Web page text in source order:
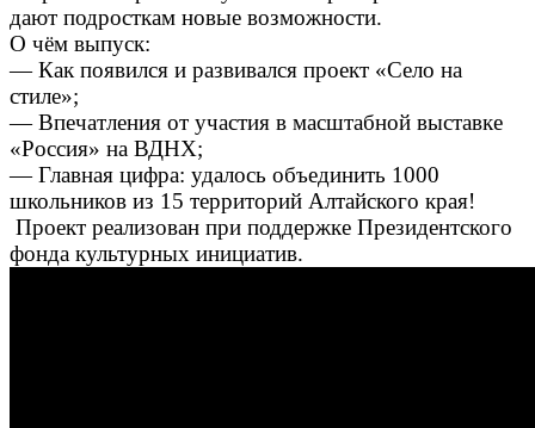
дают подросткам новые возможности.
О чём выпуск:
— Как появился и развивался проект «Село на
стиле»;
— Впечатления от участия в масштабной выставке
«Россия» на ВДНХ;
— Главная цифра: удалось объединить 1000
школьников из 15 территорий Алтайского края!
Проект реализован при поддержке Президентского
фонда культурных инициатив.